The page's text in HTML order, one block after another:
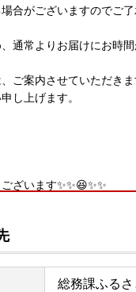
合がございますのでご
通常よりお届けにお時
ご案内させていただきま
し上げます。
ざいます✨✨😆✨✨
市の技術を用いた返礼
インナップとなってお
総務課ふる